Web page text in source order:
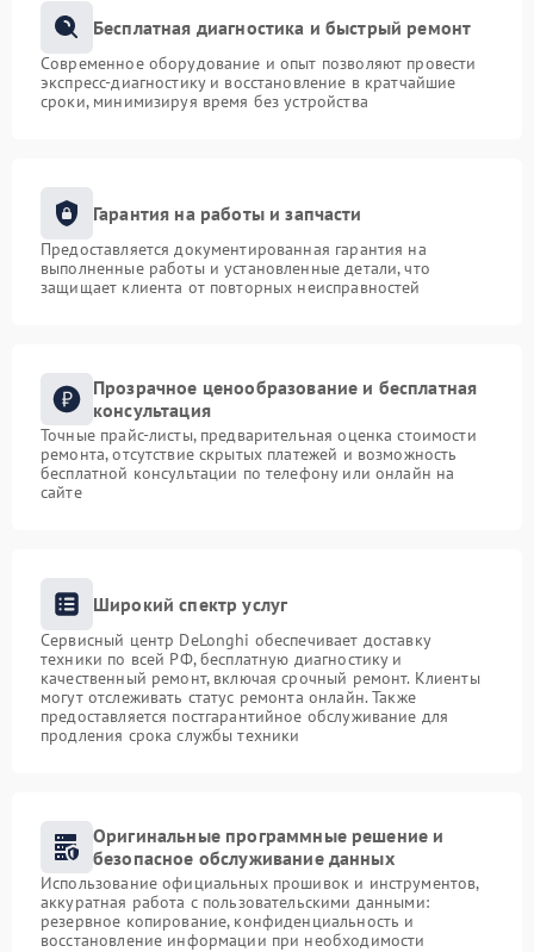
Бесплатная диагностика и быстрый ремонт
Современное оборудование и опыт позволяют провести
экспресс-диагностику и восстановление в кратчайшие
сроки, минимизируя время без устройства
Гарантия на работы и запчасти
Предоставляется документированная гарантия на
выполненные работы и установленные детали, что
защищает клиента от повторных неисправностей
Прозрачное ценообразование и бесплатная
консультация
Точные прайс-листы, предварительная оценка стоимости
ремонта, отсутствие скрытых платежей и возможность
бесплатной консультации по телефону или онлайн на
сайте
Широкий спектр услуг
Сервисный центр DeLonghi обеспечивает доставку
техники по всей РФ, бесплатную диагностику и
качественный ремонт, включая срочный ремонт. Клиенты
могут отслеживать статус ремонта онлайн. Также
предоставляется постгарантийное обслуживание для
продления срока службы техники
Оригинальные программные решение и
безопасное обслуживание данных
Использование официальных прошивок и инструментов,
аккуратная работа с пользовательскими данными:
резервное копирование, конфиденциальность и
восстановление информации при необходимости